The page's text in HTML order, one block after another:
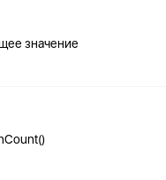
значение